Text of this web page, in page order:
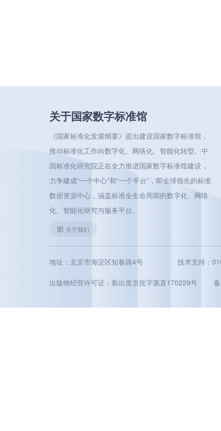
关于国家数字标准馆
《国家标准化发展纲要》提出建设国家数字标准馆，
推动标准化工作向数字化、网络化、智能化转型。中
国标准化研究院正在全力推进国家数字标准馆建设，
力争建成“一个中心”和“一个平台”，即全球领先的标准
数据资源中心，涵盖标准全生命周期的数字化、网络
化、智能化研究与服务平台。
关于我们
地址：北京市海淀区知春路4号 技术支持：
出版物经营许可证：新出发京批字第直170229号